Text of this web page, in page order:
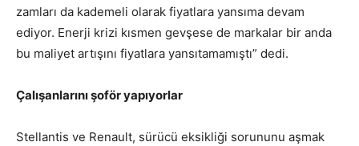
zamları da kademeli olarak fiyatlara yansıma devam
ediyor. Enerji krizi kısmen gevşese de markalar bir anda
bu maliyet artışını fiyatlara yansıtamamıştı” dedi.
Çalışanlarını şoför yapıyorlar
Stellantis ve Renault, sürücü eksikliği sorununu aşmak